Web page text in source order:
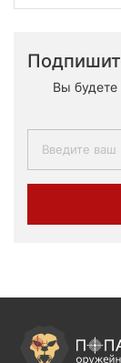
Вы будете